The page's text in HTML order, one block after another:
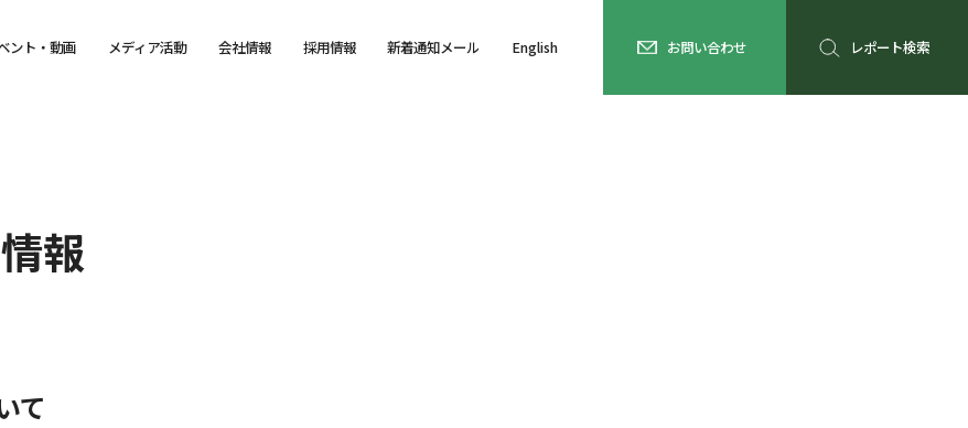
ント・動画 メディア活動 会社情報 採用情報 新着通知メール English お問い合わせ レポート検索
報
て